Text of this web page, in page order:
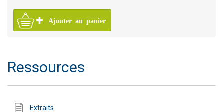
Ajouter au panier
Ressources
Extraits